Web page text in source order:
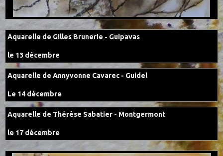
Aquarelle de Gilles Brunerie - Guipavas
le 13 décembre
Aquarelle de Annyvonne Cavarec - Guidel
Le 14 décembre
Aquarelle de Thérèse Sabatier - Montgermont
le 17 décembre